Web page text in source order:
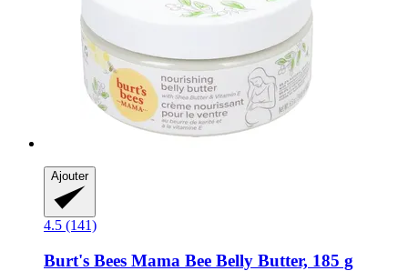
Ajouter
4.5 (141)
Burt's Bees Mama Bee Belly Butter, 185 g